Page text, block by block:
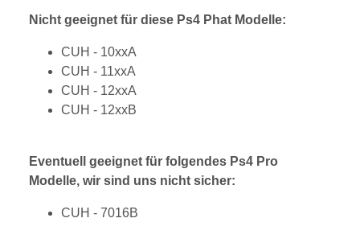
Nicht geeignet für diese Ps4 Phat Modelle:
CUH - 10xxA
CUH - 11xxA
CUH - 12xxA
CUH - 12xxB
Eventuell geeignet für folgendes Ps4 Pro
Modelle, wir sind uns nicht sicher:
CUH - 7016B